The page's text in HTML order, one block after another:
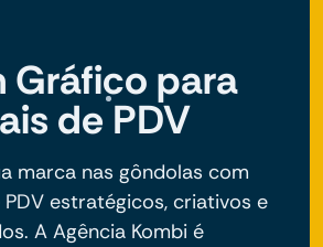
Gráfico para
de PDV
marca nas gôndolas com
estratégicos, criativos e
A Agência Kombi é